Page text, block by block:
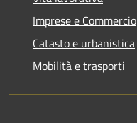
Imprese e Commercio
Catasto e urbanistica
Mobilità e trasporti